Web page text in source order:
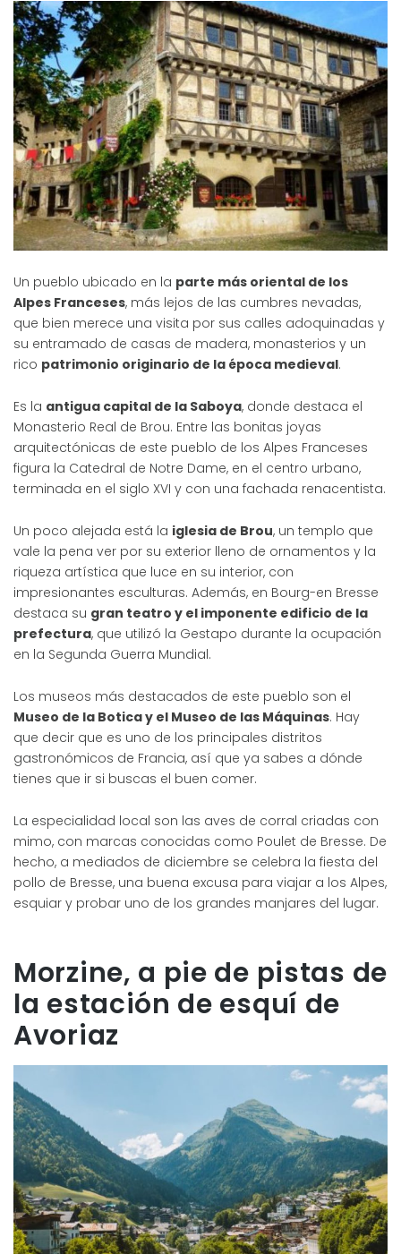
Un pueblo ubicado en la parte más oriental de los
Alpes Franceses, más lejos de las cumbres nevadas,
que bien merece una visita por sus calles adoquinadas y
su entramado de casas de madera, monasterios y un
rico patrimonio originario de la época medieval.
Es la antigua capital de la Saboya, donde destaca el
Monasterio Real de Brou. Entre las bonitas joyas
arquitectónicas de este pueblo de los Alpes Franceses
figura la Catedral de Notre Dame, en el centro urbano,
terminada en el siglo XVI y con una fachada renacentista.
Un poco alejada está la iglesia de Brou, un templo que
vale la pena ver por su exterior lleno de ornamentos y la
riqueza artística que luce en su interior, con
impresionantes esculturas. Además, en Bourg-en Bresse
destaca su gran teatro y el imponente edificio de la
prefectura, que utilizó la Gestapo durante la ocupación
en la Segunda Guerra Mundial.
Los museos más destacados de este pueblo son el
Museo de la Botica y el Museo de las Máquinas. Hay
que decir que es uno de los principales distritos
gastronómicos de Francia, así que ya sabes a dónde
tienes que ir si buscas el buen comer.
La especialidad local son las aves de corral criadas con
mimo, con marcas conocidas como Poulet de Bresse. De
hecho, a mediados de diciembre se celebra la fiesta del
pollo de Bresse, una buena excusa para viajar a los Alpes,
esquiar y probar uno de los grandes manjares del lugar.
Morzine, a pie de pistas de
la estación de esquí de
Avoriaz